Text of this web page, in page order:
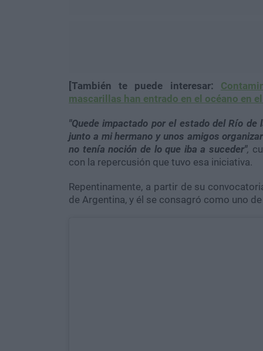
[También te puede interesar:
mascarillas han entrado en el océano en
"Quede impactado por el estado del Río
junto a mi hermano y unos amigos
no tenía noción de lo que iba a suceder",
con la repercusión que tuvo esa iniciativa.
Repentinamente, a partir de su
de Argentina, y él se consagró como uno